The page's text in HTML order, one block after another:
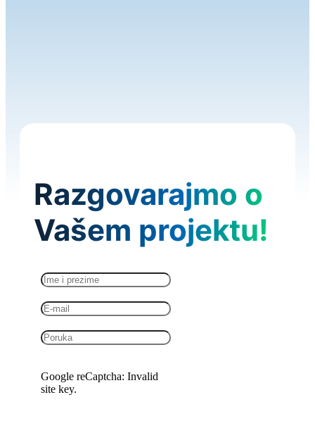
Razgovarajmo o
Vašem projektu!
Google reCaptcha: Invalid
site key.